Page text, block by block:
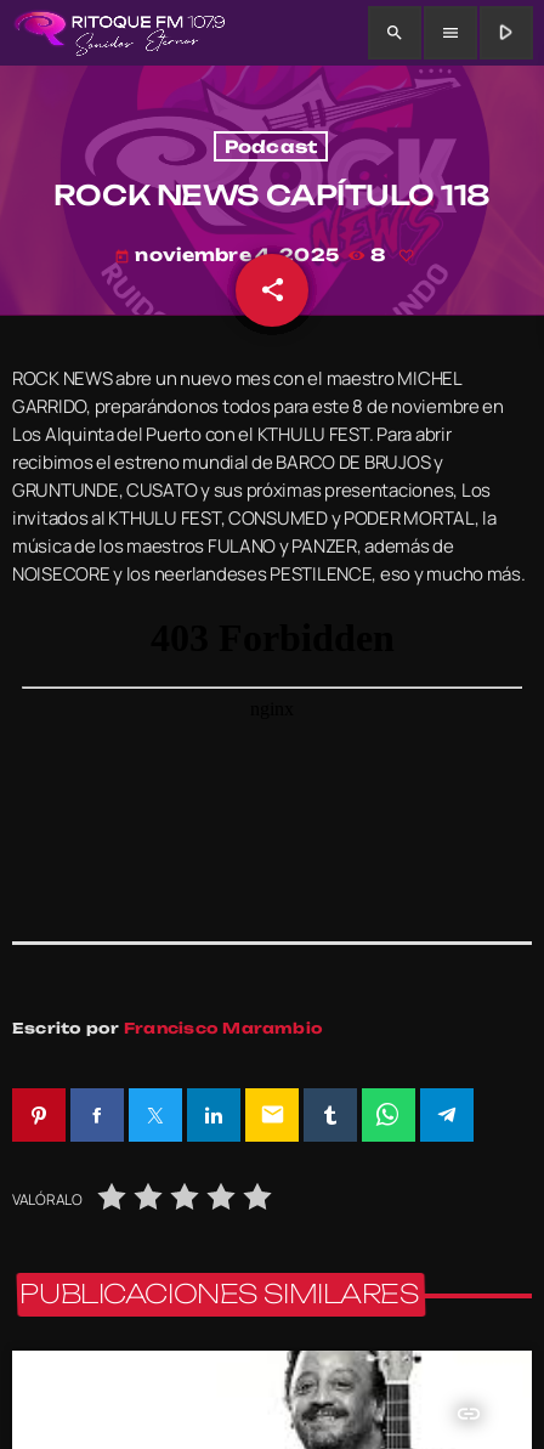
search menu play_arrow
Podcast
ROCK NEWS CAPÍTULO 118
today noviembre 4, 2025 8
share
email
ROCK NEWS abre un nuevo mes con el maestro MICHEL
GARRIDO, preparándonos todos para este 8 de noviembre en
Los Alquinta del Puerto con el KTHULU FEST. Para abrir
recibimos el estreno mundial de BARCO DE BRUJOS y
GRUNTUNDE, CUSATO y sus próximas presentaciones, Los
invitados al KTHULU FEST, CONSUMED y PODER MORTAL, la
música de los maestros FULANO y PANZER, además de
NOISECORE y los neerlandeses PESTILENCE, eso y mucho más.
Escrito por Francisco Marambio
email
VALÓRALO
PUBLICACIONES SIMILARES
insert_link